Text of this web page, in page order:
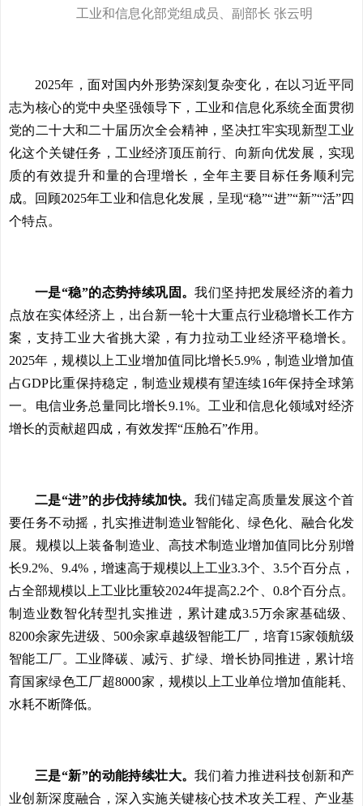
工业和信息化部党组成员、副部长 张云明
2025年，面对国内外形势深刻复杂变化，在以习近平同
志为核心的党中央坚强领导下，工业和信息化系统全面贯彻
党的二十大和二十届历次全会精神，坚决扛牢实现新型工业
化这个关键任务，工业经济顶压前行、向新向优发展，实现
质的有效提升和量的合理增长，全年主要目标任务顺利完
成。回顾2025年工业和信息化发展，呈现“稳”“进”“新”“活”四
个特点。
一是“稳”的态势持续巩固。我们坚持把发展经济的着力
点放在实体经济上，出台新一轮十大重点行业稳增长工作方
案，支持工业大省挑大梁，有力拉动工业经济平稳增长。
2025年，规模以上工业增加值同比增长5.9%，制造业增加值
占GDP比重保持稳定，制造业规模有望连续16年保持全球第
一。电信业务总量同比增长9.1%。工业和信息化领域对经济
增长的贡献超四成，有效发挥“压舱石”作用。
二是“进”的步伐持续加快。我们锚定高质量发展这个首
要任务不动摇，扎实推进制造业智能化、绿色化、融合化发
展。规模以上装备制造业、高技术制造业增加值同比分别增
长9.2%、9.4%，增速高于规模以上工业3.3个、3.5个百分点，
占全部规模以上工业比重较2024年提高2.2个、0.8个百分点。
制造业数智化转型扎实推进，累计建成3.5万余家基础级、
8200余家先进级、500余家卓越级智能工厂，培育15家领航级
智能工厂。工业降碳、减污、扩绿、增长协同推进，累计培
育国家绿色工厂超8000家，规模以上工业单位增加值能耗、
水耗不断降低。
三是“新”的动能持续壮大。我们着力推进科技创新和产
业创新深度融合，深入实施关键核心技术攻关工程、产业基